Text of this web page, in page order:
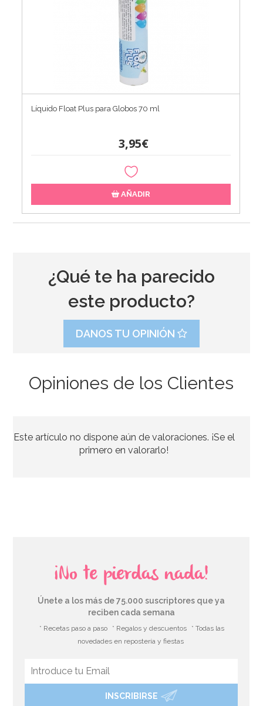
Líquido Float Plus para Globos 70 ml
3,95€
AÑADIR
44,95€
Cinta para Atar Globos Roja 10 metros
¿Qué te ha parecido
este producto?
DANOS TU OPINIÓN
Opiniones de los Clientes
Este artículo no dispone aún de valoraciones. ¡Se el
primero en valorarlo!
¡No te pierdas nada!
Únete a los más de 75.000 suscriptores que ya
reciben cada semana
* Recetas paso a paso * Regalos y descuentos
* Todas las
novedades en repostería y fiestas
INSCRIBIRSE